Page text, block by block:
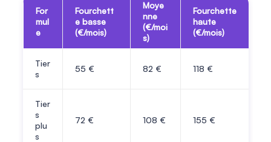
For
mul
e
Fourchett
e basse
(€/mois)
Moye
nne
(€/moi
s)
Fourchette
haute
(€/mois)
Tier
s
55 € 82 € 118 €
Tier
s
plu
s
72 € 108 € 155 €